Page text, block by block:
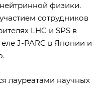
физики.
сотрудников
LHC и SPS в
J-PARC в Японии и
лауреатами научных